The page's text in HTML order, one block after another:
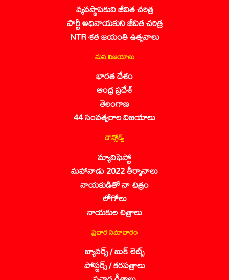
వ్యవస్థాపకుని జీవిత చరిత్ర
పార్టీ అధినాయకుని జీవిత చరిత్ర
NTR శత జయంతి ఉత్సవాలు
మన విజయాలు
భారత దేశం
ఆంధ్ర ప్రదేశ్
తెలంగాణ
44 సంవత్సరాల విజయాలు
డౌన్లోడ్స్
మ్యానిఫెస్టో
మహానాడు 2022 తీర్మానాలు
నాయకుడితో నా చిత్రం
లోగోలు
నాయకుల చిత్రాలు
ప్రచార సమాచారం
బ్యానర్స్ / బుక్ లెట్స్
పోస్టర్స్ / కరపత్రాలు